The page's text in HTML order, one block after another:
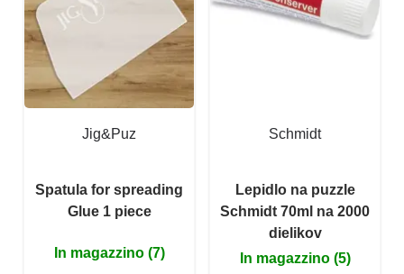
Jig&Puz
Spatula for spreading
Glue 1 piece
In magazzino (7)
Schmidt
Lepidlo na puzzle
Schmidt 70ml na 2000
dielikov
In magazzino (5)